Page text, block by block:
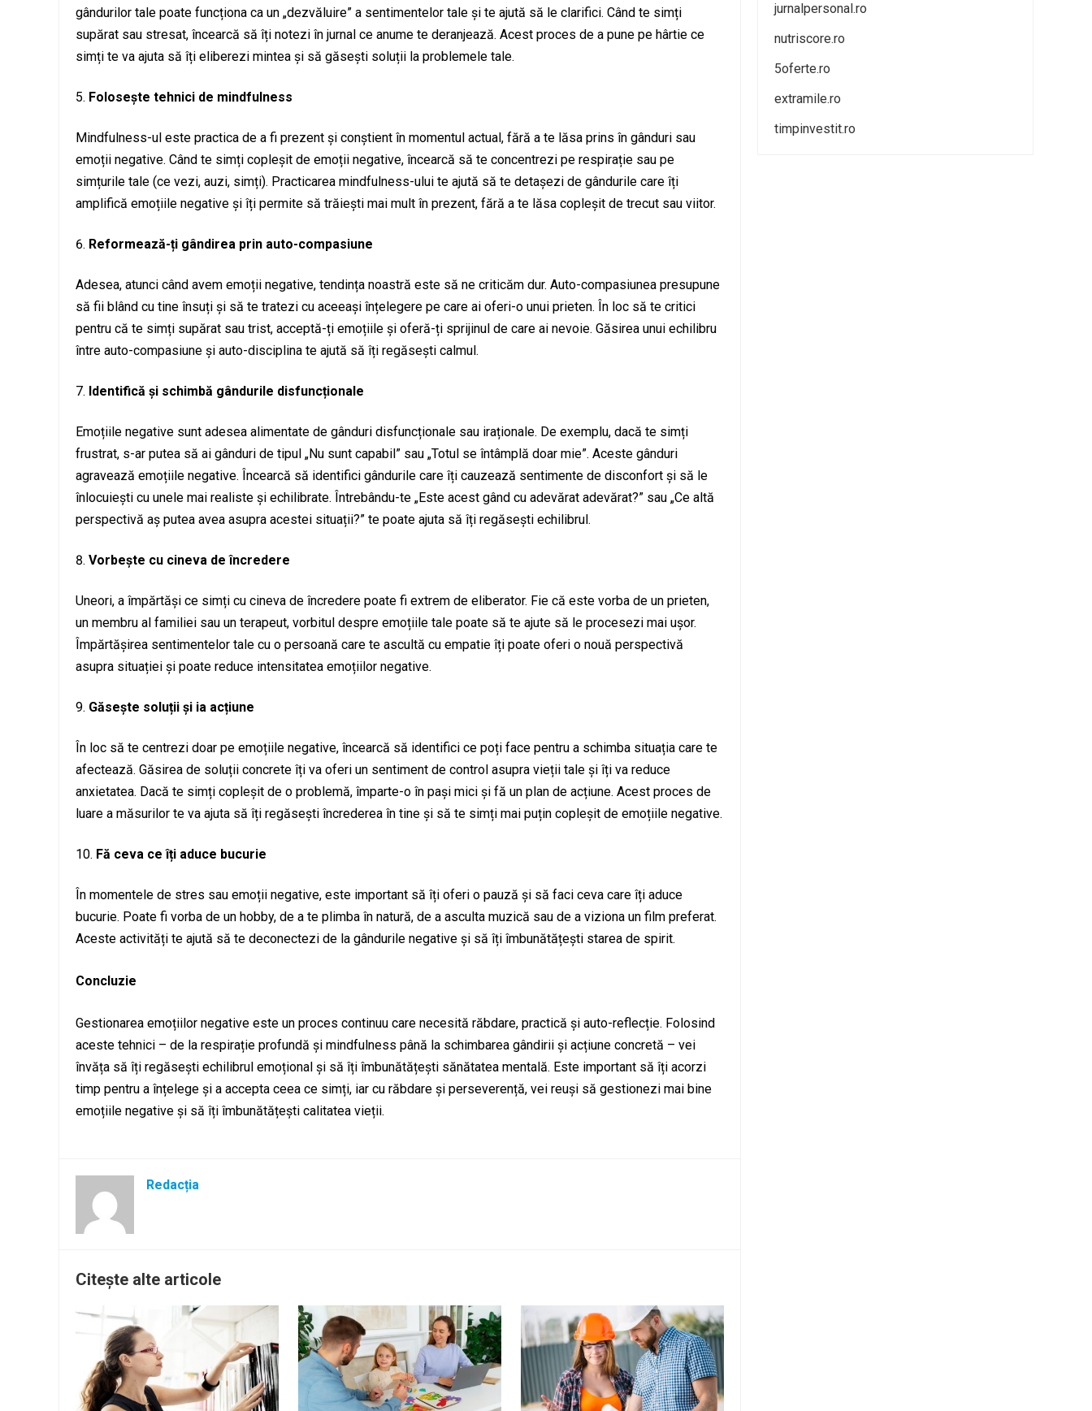
gândurilor tale poate funcționa ca un „dezvăluire” a sentimentelor tale și te ajută să le clarifici. Când te simți
supărat sau stresat, încearcă să îți notezi în jurnal ce anume te deranjează. Acest proces de a pune pe hârtie ce
simți te va ajuta să îți eliberezi mintea și să găsești soluții la problemele tale.
Folosește tehnici de mindfulness
Mindfulness-ul este practica de a fi prezent și conștient în momentul actual, fără a te lăsa prins în gânduri sau
emoții negative. Când te simți copleșit de emoții negative, încearcă să te concentrezi pe respirație sau pe
simțurile tale (ce vezi, auzi, simți). Practicarea mindfulness-ului te ajută să te detașezi de gândurile care îți
amplifică emoțiile negative și îți permite să trăiești mai mult în prezent, fără a te lăsa copleșit de trecut sau viitor.
Reformează-ți gândirea prin auto-compasiune
Adesea, atunci când avem emoții negative, tendința noastră este să ne criticăm dur. Auto-compasiunea presupune
să fii blând cu tine însuți și să te tratezi cu aceeași înțelegere pe care ai oferi-o unui prieten. În loc să te critici
pentru că te simți supărat sau trist, acceptă-ți emoțiile și oferă-ți sprijinul de care ai nevoie. Găsirea unui echilibru
între auto-compasiune și auto-disciplina te ajută să îți regăsești calmul.
Identifică și schimbă gândurile disfuncționale
Emoțiile negative sunt adesea alimentate de gânduri disfuncționale sau iraționale. De exemplu, dacă te simți
frustrat, s-ar putea să ai gânduri de tipul „Nu sunt capabil” sau „Totul se întâmplă doar mie”. Aceste gânduri
agravează emoțiile negative. Încearcă să identifici gândurile care îți cauzează sentimente de disconfort și să le
înlocuiești cu unele mai realiste și echilibrate. Întrebându-te „Este acest gând cu adevărat adevărat?” sau „Ce altă
perspectivă aș putea avea asupra acestei situații?” te poate ajuta să îți regăsești echilibrul.
Vorbește cu cineva de încredere
Uneori, a împărtăși ce simți cu cineva de încredere poate fi extrem de eliberator. Fie că este vorba de un prieten,
un membru al familiei sau un terapeut, vorbitul despre emoțiile tale poate să te ajute să le procesezi mai ușor.
Împărtășirea sentimentelor tale cu o persoană care te ascultă cu empatie îți poate oferi o nouă perspectivă
asupra situației și poate reduce intensitatea emoțiilor negative.
Găsește soluții și ia acțiune
În loc să te centrezi doar pe emoțiile negative, încearcă să identifici ce poți face pentru a schimba situația care te
afectează. Găsirea de soluții concrete îți va oferi un sentiment de control asupra vieții tale și îți va reduce
anxietatea. Dacă te simți copleșit de o problemă, împarte-o în pași mici și fă un plan de acțiune. Acest proces de
luare a măsurilor te va ajuta să îți regăsești încrederea în tine și să te simți mai puțin copleșit de emoțiile negative.
Fă ceva ce îți aduce bucurie
În momentele de stres sau emoții negative, este important să îți oferi o pauză și să faci ceva care îți aduce
bucurie. Poate fi vorba de un hobby, de a te plimba în natură, de a asculta muzică sau de a viziona un film preferat.
Aceste activități te ajută să te deconectezi de la gândurile negative și să îți îmbunătățești starea de spirit.
Concluzie
Gestionarea emoțiilor negative este un proces continuu care necesită răbdare, practică și auto-reflecție. Folosind
aceste tehnici – de la respirație profundă și mindfulness până la schimbarea gândirii și acțiune concretă – vei
învăța să îți regăsești echilibrul emoțional și să îți îmbunătățești sănătatea mentală. Este important să îți acorzi
timp pentru a înțelege și a accepta ceea ce simți, iar cu răbdare și perseverență, vei reuși să gestionezi mai bine
emoțiile negative și să îți îmbunătățești calitatea vieții.
Redacția
Citește alte articole
jurnalpersonal.ro
nutriscore.ro
5oferte.ro
extramile.ro
timpinvestit.ro